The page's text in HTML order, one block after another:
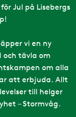
Jul på Lisebergs
vi en ny
och tävla om
om alla
att erbjuda. Allt
till helger
– Stormvåg.